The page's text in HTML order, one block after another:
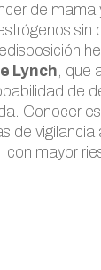
de mama
sin
Lynch, que
de
Conocer
de vigilancia
con mayor